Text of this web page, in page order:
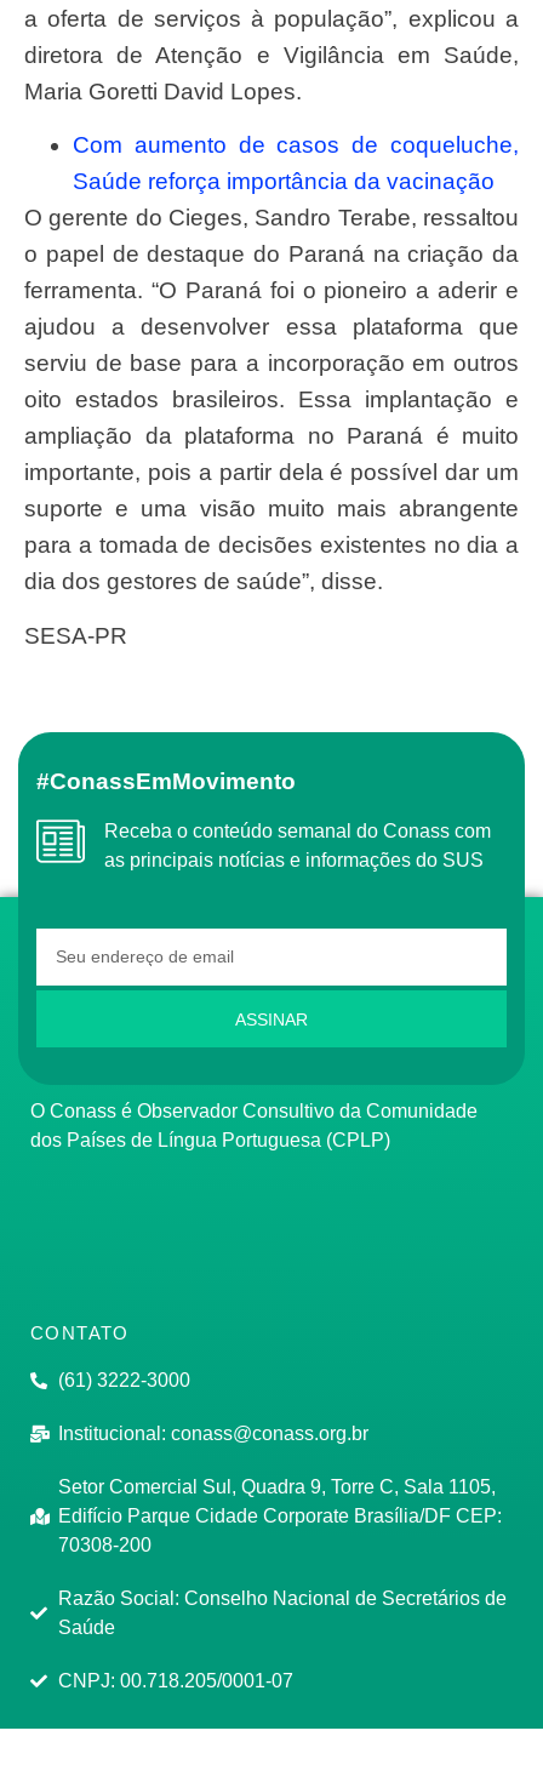
a oferta de serviços à população”, explicou a
diretora de Atenção e Vigilância em Saúde,
Maria Goretti David Lopes.
Com aumento de casos de coqueluche,
Saúde reforça importância da vacinação
O gerente do Cieges, Sandro Terabe, ressaltou
o papel de destaque do Paraná na criação da
ferramenta. “O Paraná foi o pioneiro a aderir e
ajudou a desenvolver essa plataforma que
serviu de base para a incorporação em outros
oito estados brasileiros. Essa implantação e
ampliação da plataforma no Paraná é muito
importante, pois a partir dela é possível dar um
suporte e uma visão muito mais abrangente
para a tomada de decisões existentes no dia a
dia dos gestores de saúde”, disse.
SESA-PR
#ConassEmMovimento
Receba o conteúdo semanal do Conass com
as principais notícias e informações do SUS
ASSINAR
O Conass é Observador Consultivo da Comunidade
dos Países de Língua Portuguesa (CPLP)
CONTATO
(61) 3222-3000
Institucional: conass@conass.org.br
Setor Comercial Sul, Quadra 9, Torre C, Sala 1105,
Edifício Parque Cidade Corporate Brasília/DF CEP:
70308-200
Razão Social: Conselho Nacional de Secretários de
Saúde
CNPJ: 00.718.205/0001-07